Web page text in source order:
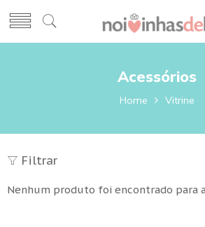
Acessórios
Home Vitrine
Filtrar
Nenhum produto foi encontrado para